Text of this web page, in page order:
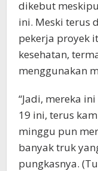
dikebut
ini. Meski terus
pekerja proyek
kesehatan,
menggunakan
“Jadi, mereka
19 ini, terus
minggu pun
banyak truk
pungkasnya.